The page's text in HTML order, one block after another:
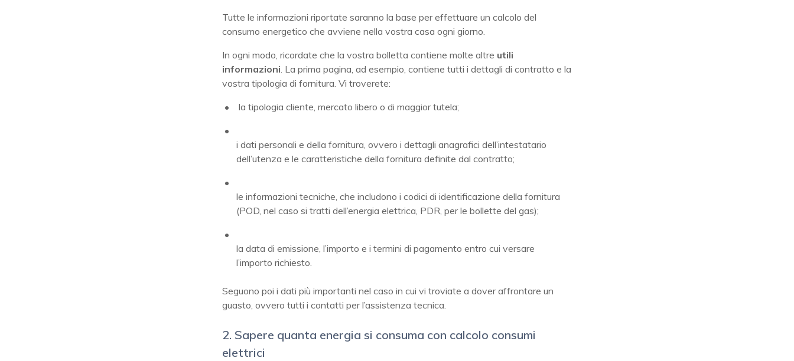
Tutte le informazioni riportate saranno la base per effettuare un calcolo del
consumo energetico che avviene nella vostra casa ogni giorno.
In ogni modo, ricordate che la vostra bolletta contiene molte altre utili
informazioni . La prima pagina, ad esempio, contiene tutti i dettagli di contratto e la
vostra tipologia di fornitura. Vi troverete:
la tipologia cliente, mercato libero o di maggior tutela;
i dati personali e della fornitura, ovvero i dettagli anagrafici dell’intestatario
dell’utenza e le caratteristiche della fornitura definite dal contratto;
le informazioni tecniche, che includono i codici di identificazione della fornitura
(POD, nel caso si tratti dell’energia elettrica, PDR, per le bollette del gas);
la data di emissione, l’importo e i termini di pagamento entro cui versare
l’importo richiesto.
Seguono poi i dati più importanti nel caso in cui vi troviate a dover affrontare un
guasto, ovvero tutti i contatti per l’assistenza tecnica.
2. Sapere quanta energia si consuma con calcolo consumi
elettrici